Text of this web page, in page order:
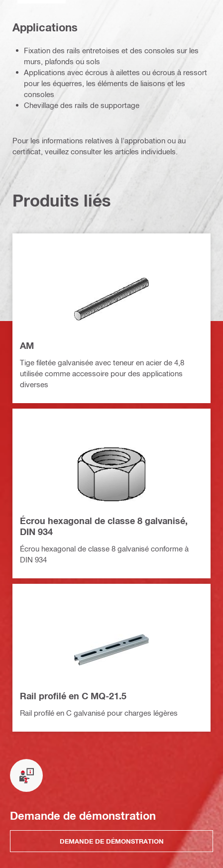
Applications
Fixation des rails entretoises et des consoles sur les
murs, plafonds ou sols
Applications avec écrous à ailettes ou écrous à ressort
pour les équerres, les éléments de liaisons et les
consoles
Chevillage des rails de supportage
Pour les informations relatives à l'approbation ou au
certificat, veuillez consulter les articles individuels.
Produits liés
AM
Tige filetée galvanisée avec teneur en acier de 4,8
utilisée comme accessoire pour des applications
diverses
Écrou hexagonal de classe 8 galvanisé,
DIN 934
Écrou hexagonal de classe 8 galvanisé conforme à
DIN 934
Rail profilé en C MQ-21.5
Rail profilé en C galvanisé pour charges légères
Demande de démonstration
DEMANDE DE DÉMONSTRATION